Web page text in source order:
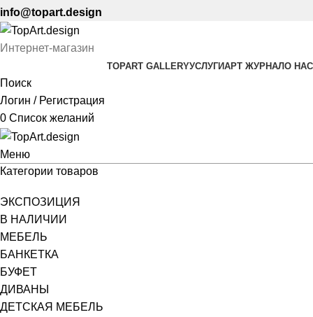
info@topart.design
Интернет-магазин
TOPART GALLERYУСЛУГИАРТ ЖУРНАЛО НАС
Поиск
Логин / Регистрация
0 Список желаний
Меню
Категории товаров
ЭКСПОЗИЦИЯ
В НАЛИЧИИ
МЕБЕЛЬ
БАНКЕТКА
БУФЕТ
ДИВАНЫ
ДЕТСКАЯ МЕБЕЛЬ